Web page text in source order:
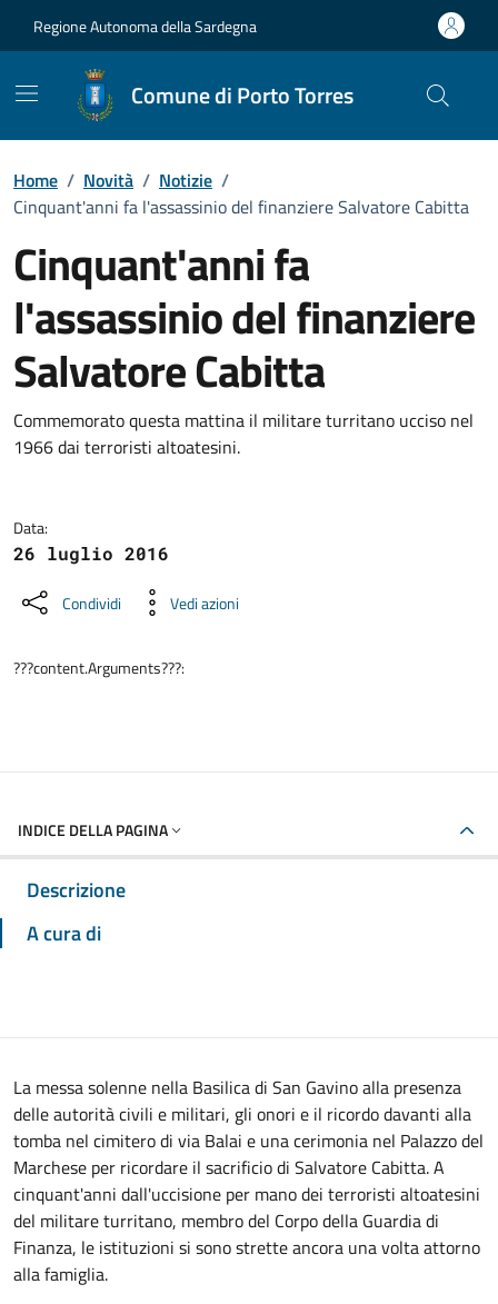
Regione Autonoma della Sardegna
Comune di Porto Torres
Home / Novità / Notizie /
Cinquant'anni fa l'assassinio del finanziere Salvatore Cabitta
Cinquant'anni fa
l'assassinio del finanziere
Salvatore Cabitta
Dettagli della notizia
Commemorato questa mattina il militare turritano ucciso nel
1966 dai terroristi altoatesini.
Data:
26 luglio 2016
Condividi Vedi azioni
???content.Arguments???:
INDICE DELLA PAGINA
Descrizione
A cura di
La messa solenne nella Basilica di San Gavino alla presenza
delle autorità civili e militari, gli onori e il ricordo davanti alla
tomba nel cimitero di via Balai e una cerimonia nel Palazzo del
Marchese per ricordare il sacrificio di Salvatore Cabitta. A
cinquant'anni dall'uccisione per mano dei terroristi altoatesini
del militare turritano, membro del Corpo della Guardia di
Finanza, le istituzioni si sono strette ancora una volta attorno
alla famiglia.